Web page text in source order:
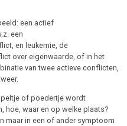
een actief
een
en leukemie, de
over eigenwaarde, of in het
van twee actieve conflicten,
of poedertje wordt
hoe, waar en op welke plaats?
maar in een of ander symptoom